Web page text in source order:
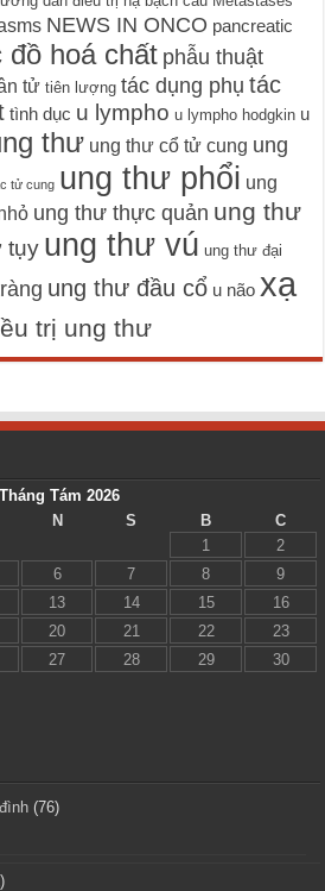
NEWS IN ONCO pancreatic
đồ hoá chất phẫu thuật
tử tiên lượng tác dụng phụ tác
tình dục u lympho u lympho hodgkin u
thư ung thư cổ tử cung ung
tử cung ung thư phổi ung
ung thư thực quản ung thư
tụy ung thư vú ung thư đại
ung thư đầu cổ u não xạ
trị ung thư
Tháng Tám 2026
N S B
C
1
2
6 7 8
9
13 14 15
16
20 21 22
23
27 28 29
30
(76)